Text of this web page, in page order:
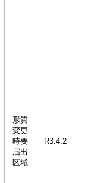
形質
変更
時要
届出
区域
R3.4.2